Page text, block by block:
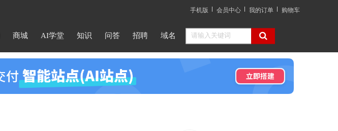
手机版 会员中心 我的订单 购物车
商城 AI学堂 知识 问答 招聘 域名